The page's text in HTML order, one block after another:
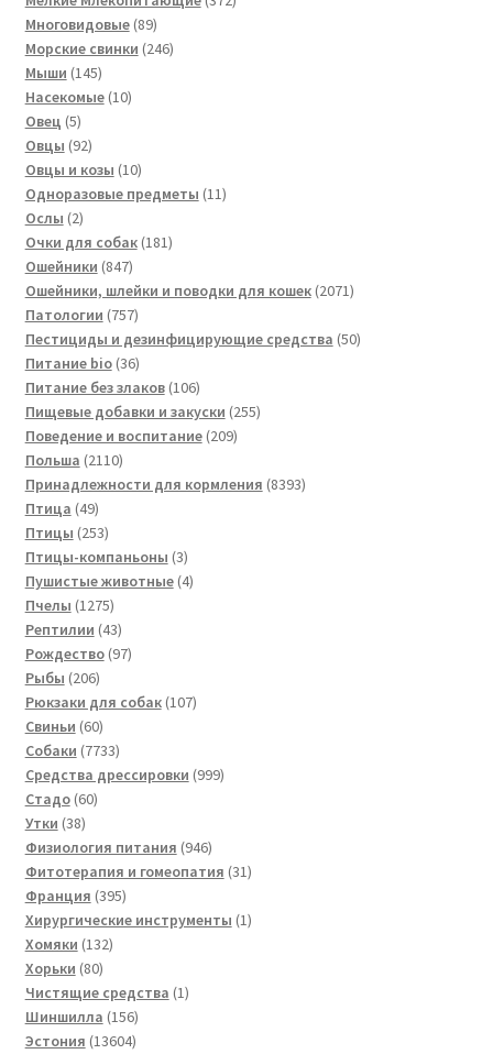
Многовидовые 8989
товаров
Морские свинки 246246
Мыши 145145
товаров
Насекомые 1010
Овец 55
товаров
Овцы 9292
товара
Овцы и козы 1010
товаров
Одноразовые предметы 1111
Ослы 22
товара
Очки для собак 181181
Ошейники 847847
товаров
Ошейники, шлейки и поводки для кошек 20712071
Патологии 757757
товаров
Пестициды и дезинфицирующие средства 5050
Питание bio 3636
товаров
Питание без злаков 106106
товаров
Пищевые добавки и закуски 255255
Поведение и воспитание 209209
Польша 21102110
товаров
Принадлежности для кормления 83938393
Птица 4949
товаров
Птицы 253253
товара
Птицы-компаньоны 33
товара
Пушистые животные 44
Пчелы 12751275
товаров
Рептилии 4343
товара
Рождество 9797
Рыбы 206206
товаров
Рюкзаки для собак 107107
Свиньи 6060
товаров
Собаки 77337733
товара
Средства дрессировки 999999
Стадо 6060
Утки 3838
товаров
Физиология питания 946946
товаров
Фитотерапия и гомеопатия 3131
Франция 395395
товаров
Хирургические инструменты 11
Хомяки 132132
Хорьки 8080
товаров
Чистящие средства 11
Шиншилла 156156
товаров
Эстония 1360413604